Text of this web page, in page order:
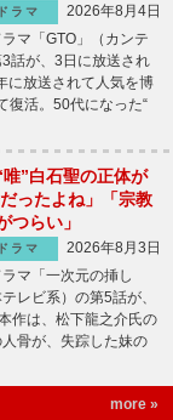
ドラマ
2026年8月4日
マ「GTO」（カンテ
話が、3日に放送され
放送されて人気を博
復活。50代になった“
唯”白石聖の正体が
ったよね」「宗教
つらい」
ドラマ
2026年8月3日
マ「一次元の挿し
レビ系）の第5話が、
作は、松下龍之介氏の
骨が、失踪した妹の
more »